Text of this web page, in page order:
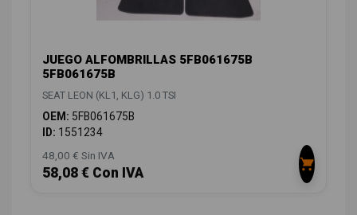
JUEGO ALFOMBRILLAS 5FB061675B
5FB061675B
SEAT LEON (KL1, KLG) 1.0 TSI
OEM: 5FB061675B
ID: 1551234
48,00 € Sin IVA
58,08 € Con IVA